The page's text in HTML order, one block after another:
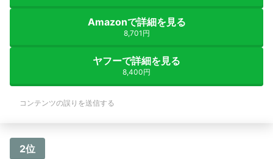
Amazonで詳細を見る
8,701円
ヤフーで詳細を見る
8,400円
コンテンツの誤りを送信する
2位